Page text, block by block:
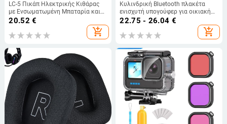
LC-5 Πικάπ Ηλεκτρικής Κιθάρας
με Ενσωματωμένη Μπαταρία και
Πενταζώνιο EQ
20.52 €
add_shopping_cart
Κυλινδρική Bluetooth πλακέτα
ενισχυτή υπογούφερ για οικιακή
και αυτοκινητική χρήση, 6/8/10
ίντσες, 12V/24V/220V, ηχητική
μητρική πλακέτα
22.75 - 26.04 €
add_shopping_cart